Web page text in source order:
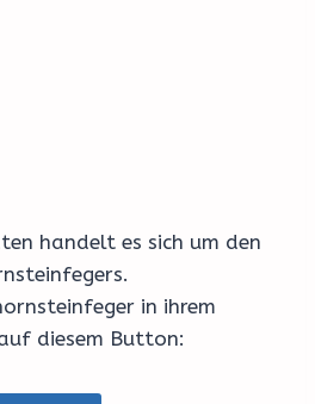
handelt es sich um den
in ihrem
diesem Button: